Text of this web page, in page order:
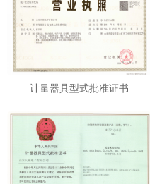
计量器具型式批准证书